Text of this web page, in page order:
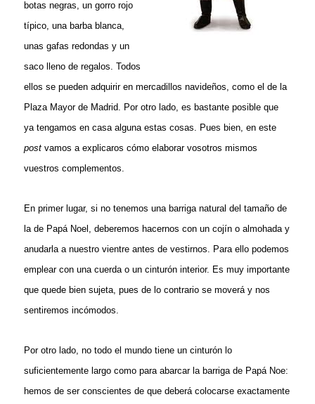
botas negras, un gorro rojo
típico, una barba blanca,
unas gafas redondas y un
saco lleno de regalos. Todos
ellos se pueden adquirir en mercadillos navideños, como el de la
Plaza Mayor de Madrid. Por otro lado, es bastante posible que
ya tengamos en casa alguna estas cosas. Pues bien, en este
post vamos a explicaros cómo elaborar vosotros mismos
vuestros complementos.
En primer lugar, si no tenemos una barriga natural del tamaño de
la de Papá Noel, deberemos hacernos con un cojín o almohada y
anudarla a nuestro vientre antes de vestirnos. Para ello podemos
emplear con una cuerda o un cinturón interior. Es muy importante
que quede bien sujeta, pues de lo contrario se moverá y nos
sentiremos incómodos.
Por otro lado, no todo el mundo tiene un cinturón lo
suficientemente largo como para abarcar la barriga de Papá Noe:
hemos de ser conscientes de que deberá colocarse exactamente